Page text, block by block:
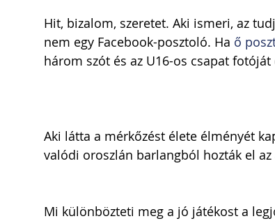
Hit, bizalom, szeretet. Aki ismeri, az
nem egy Facebook-posztoló. Ha ő
három szót és az U16-os csapat
Aki látta a mérkőzést élete élményét
valódi oroszlán barlangból hozták el
Mi különbözteti meg a jó játékost a